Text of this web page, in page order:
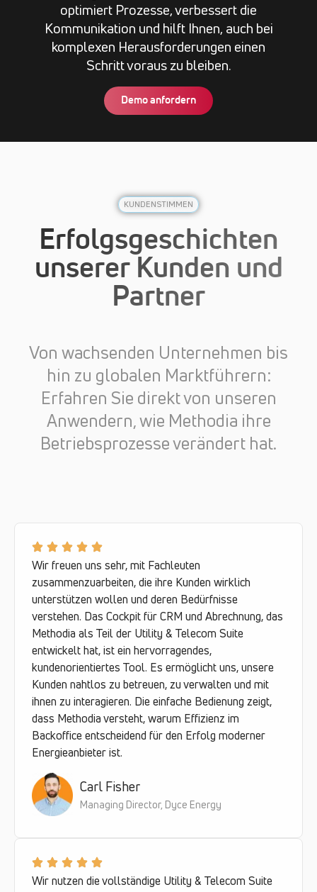
optimiert Prozesse, verbessert die
Kommunikation und hilft Ihnen, auch bei
komplexen Herausforderungen einen
Schritt voraus zu bleiben.
Demo anfordern
KUNDENSTIMMEN
Erfolgsgeschichten
unserer Kunden und
Partner
Von wachsenden Unternehmen bis
hin zu globalen Marktführern:
Erfahren Sie direkt von unseren
Anwendern, wie Methodia ihre
Betriebsprozesse verändert hat.
Wir freuen uns sehr, mit Fachleuten
zusammenzuarbeiten, die ihre Kunden wirklich
unterstützen wollen und deren Bedürfnisse
verstehen. Das Cockpit für CRM und Abrechnung, das
Methodia als Teil der Utility & Telecom Suite
entwickelt hat, ist ein hervorragendes,
kundenorientiertes Tool. Es ermöglicht uns, unsere
Kunden nahtlos zu betreuen, zu verwalten und mit
ihnen zu interagieren. Die einfache Bedienung zeigt,
dass Methodia versteht, warum Effizienz im
Backoffice entscheidend für den Erfolg moderner
Energieanbieter ist.
Carl Fisher
Managing Director, Dyce Energy
Wir nutzen die vollständige Utility & Telecom Suite